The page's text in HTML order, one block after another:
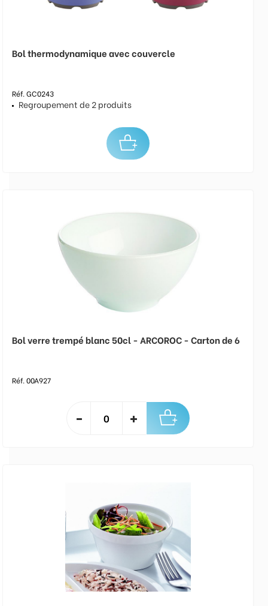
Bol thermodynamique avec couvercle
Réf. GC0243
Regroupement de 2 produits
Bol verre trempé blanc 50cl - ARCOROC - Carton de 6
Réf. 00A927